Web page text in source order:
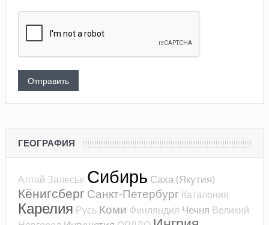
ГЕОГРАФИЯ
Алтай Залесье Сибирь Саха (Якутия)
Кёнигсберг Санкт-Петербург Каталония
Карелия Русь Коми Финляндия Чечня Великий